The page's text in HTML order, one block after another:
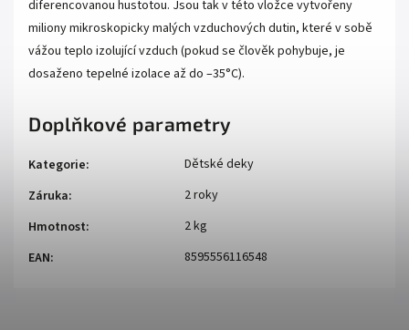
diferencovanou hustotou. Jsou tak v této vložce vytvořeny
miliony mikroskopicky malých vzduchových dutin, které v sobě
vážou teplo izolující vzduch (pokud se člověk pohybuje, je
dosaženo tepelné izolace až do –35°C).
Doplňkové parametry
Kategorie:
Dětské deky
Záruka:
2 roky
Hmotnost:
2 kg
EAN: 8595556116548